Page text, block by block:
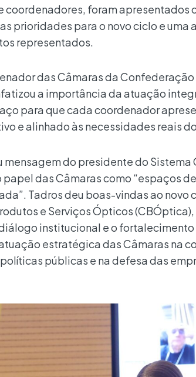
coordenadores, foram apresentados
prioridades para o novo ciclo e uma
representados.
das Câmaras da
a importância da atuação
para que cada coordenador
e alinhado às necessidades reais
do presidente do Sistema
das Câmaras como “espaços
Tadros deu boas-vindas ao novo
e Serviços Ópticos
institucional e o fortalecimento
estratégica das Câmaras na
públicas e na defesa das